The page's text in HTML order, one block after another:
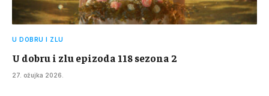
U DOBRU I ZLU
U dobru i zlu epizoda 118 sezona 2
27. ožujka 2026.